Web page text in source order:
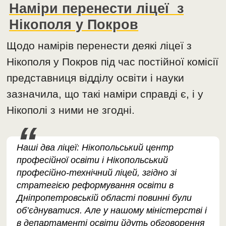
Наміри перенести ліцеї з
Нікополя у Покров
Щодо намірів перенести деякі ліцеї з
Нікополя у Покров під час постійної комісії
представниця відділу освіти і науки
зазначила, що такі наміри справді є, і у
Нікополі з ними не згодні.
Наші два ліцеї: Нікопольський центр
професійної освіти і Нікопольський
професійно-технічний ліцей, згідно зі
стратегією реформування освіти в
Дніпропетровській області повинні були
об’єднуватися. Але у нашому міністерстві і
в департаменті освіти йдуть обговорення